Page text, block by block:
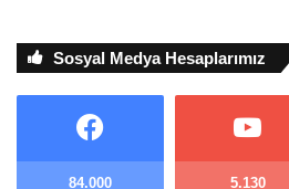
Sosyal Medya Hesaplarımız
84.000 5.130